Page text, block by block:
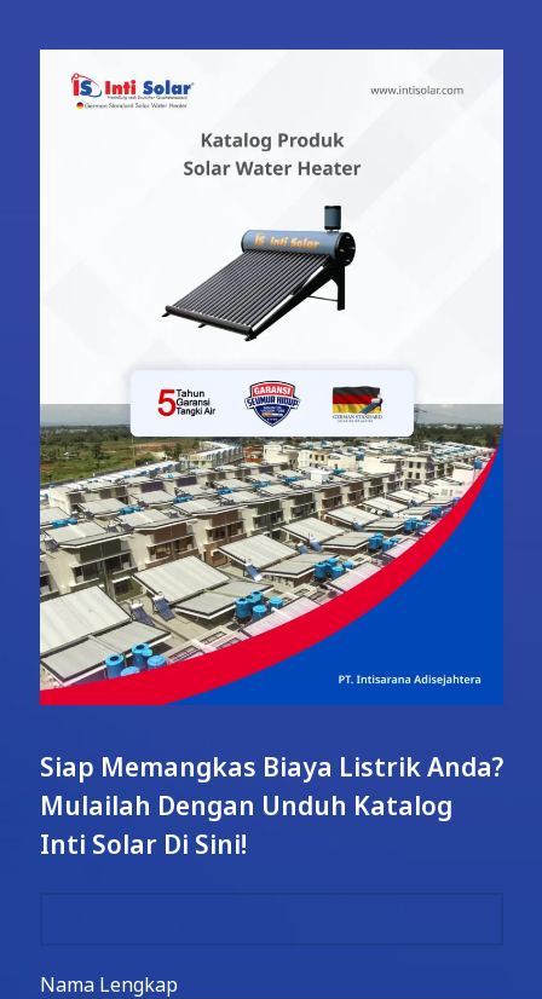
Siap Memangkas Biaya Listrik Anda?
Mulailah Dengan Unduh Katalog
Inti Solar Di Sini!
Nama Lengkap